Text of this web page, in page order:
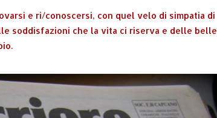
e ri/conoscersi, con quel velo di simpatia di
soddisfazioni che la vita ci riserva e delle belle